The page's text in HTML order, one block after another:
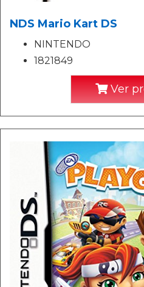
NDS Mario Kart DS
NINTENDO
1821849
Ver